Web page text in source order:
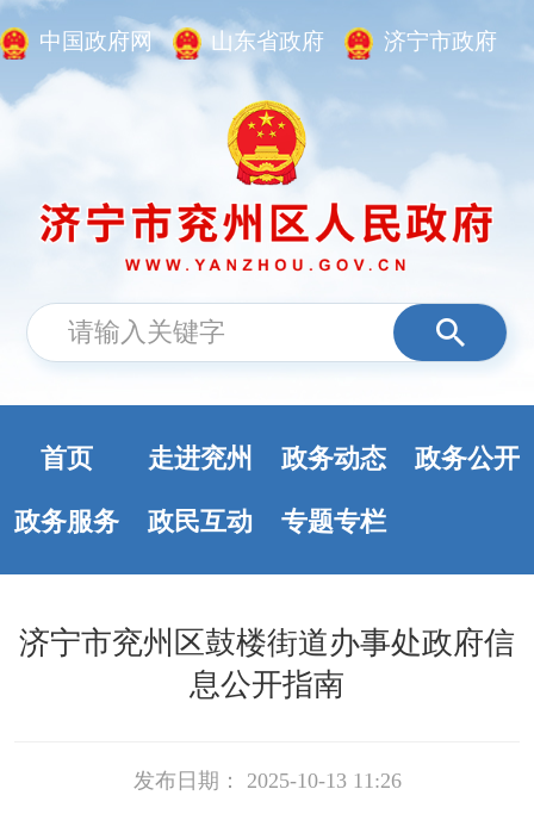
中国政府网 山东省政府 济宁市政府
首页 走进兖州 政务动态 政务公开
政务服务 政民互动 专题专栏
济宁市兖州区鼓楼街道办事处政府信
息公开指南
发布日期： 2025-10-13 11:26